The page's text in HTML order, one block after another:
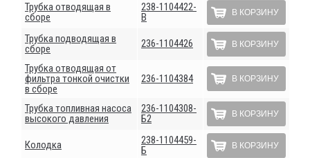
Трубка отводящая в
сборе
238-1104422-
В
В КОРЗИНУ
Трубка подводящая в
сборе
236-1104426 В КОРЗИНУ
Трубка отводящая от
фильтра тонкой очистки
в сборе
236-1104384 В КОРЗИНУ
Трубка топливная насоса
высокого давления
236-1104308-
Б2
В КОРЗИНУ
Колодка
238-1104459-
Б
В КОРЗИНУ